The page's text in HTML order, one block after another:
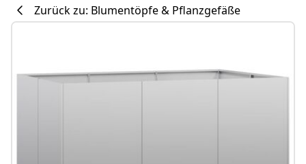
Zurück zu: Blumentöpfe & Pflanzgefäße